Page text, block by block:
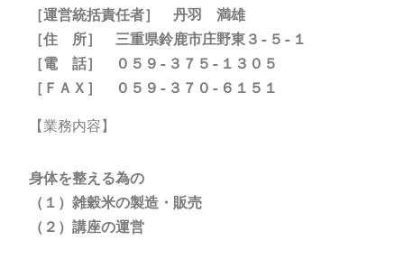
［運営統括責任者］　丹羽　満雄
［住　所］　三重県鈴鹿市庄野東３-５-１
［電　話］　０５９-３７５-１３０５
［ＦＡＸ］　０５９-３７０-６１５１
【業務内容】
身体を整える為の
（１）雑穀米の製造・販売
（２）講座の運営